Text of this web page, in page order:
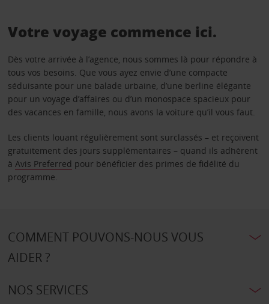
Votre voyage commence ici.
Dès votre arrivée à l’agence, nous sommes là pour répondre à
tous vos besoins. Que vous ayez envie d’une compacte
séduisante pour une balade urbaine, d’une berline élégante
pour un voyage d’affaires ou d’un monospace spacieux pour
des vacances en famille, nous avons la voiture qu’il vous faut.
Les clients louant régulièrement sont surclassés – et reçoivent
gratuitement des jours supplémentaires – quand ils adhèrent
à Avis Preferred pour bénéficier des primes de fidélité du
programme.
COMMENT POUVONS-NOUS VOUS
AIDER ?
NOS SERVICES